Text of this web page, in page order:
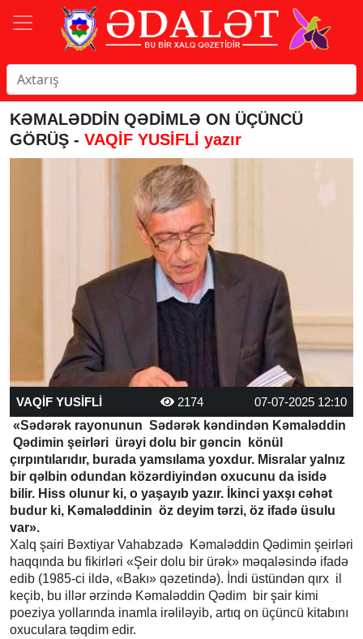
KƏMALƏDDİN QƏDİMLƏ ON ÜÇÜNCÜ
GÖRÜŞ - VAQİF YUSİFLİ yazır
VAQİF YUSİFLİ 2174
07-07-2025 12:10
«Sədərək rayonunun Sədərək kəndindən Kəmaləddin
Qədimin şeirləri ürəyi dolu bir gəncin könül
çırpıntılarıdır, burada yamsılama yoxdur. Misralar yalnız
bir qəlbin odundan közərdiyindən oxucunu da isidə
bilir. Hiss olunur ki, o yaşayıb yazır. İkinci yaxşı cəhət
budur ki, Kəmaləddinin öz deyim tərzi, öz ifadə üsulu
var».
Xalq şairi Bəxtiyar Vahabzadə Kəmaləddin Qədimin şeirləri
haqqında bu fikirləri «Şeir dolu bir ürək» məqaləsində ifadə
edib (1985-ci ildə, «Bakı» qəzetində). İndi üstündən qırx il
keçib, bu illər ərzində Kəmaləddin Qədim bir şair kimi
poeziya yollarında inamla irəliləyib, artıq on üçüncü kitabını
oxuculara təqdim edir.